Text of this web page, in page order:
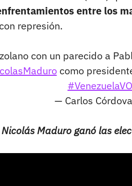
entre los
represión.
con un parecido a
como
— Carlos
Maduro ganó las